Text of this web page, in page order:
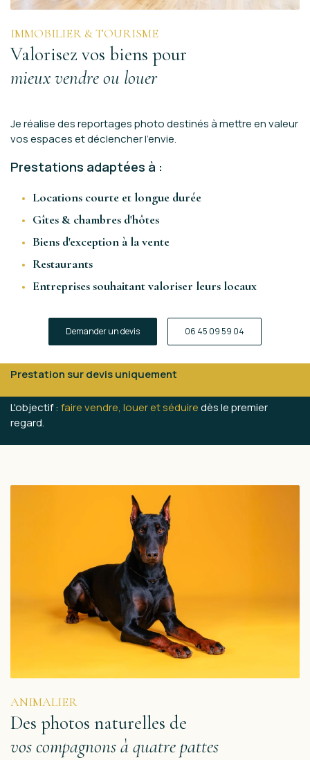
IMMOBILIER & TOURISME
Valorisez vos biens pour
mieux vendre ou louer
Je réalise des reportages photo destinés à mettre en valeur
vos espaces et déclencher l'envie.
Prestations adaptées à :
Locations courte et longue durée
Gîtes & chambres d'hôtes
Biens d'exception à la vente
Restaurants
Entreprises souhaitant valoriser leurs locaux
Demander un devis 06 45 09 59 04
Prestation sur devis uniquement
L'objectif : faire vendre, louer et séduiredès le premier
regard.
ANIMALIER
Des photos naturelles de
vos compagnons à quatre pattes